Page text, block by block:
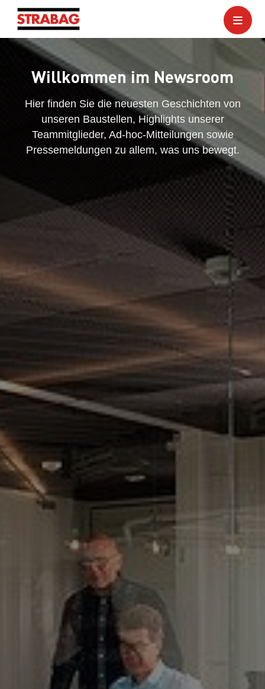
Willkommen im Newsroom
Hier finden Sie die neuesten Geschichten von
unseren Baustellen, Highlights unserer
Teammitglieder, Ad-hoc-Mitteilungen sowie
Pressemeldungen zu allem, was uns bewegt.